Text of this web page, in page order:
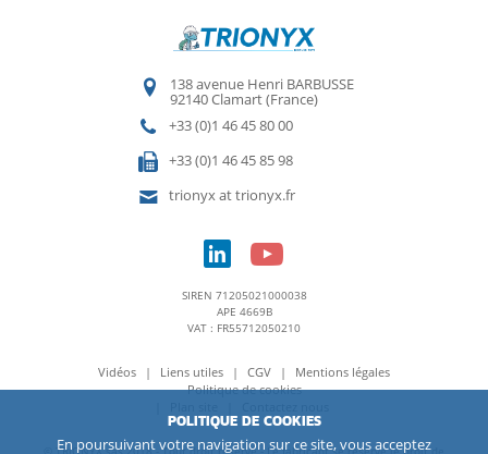
138 avenue Henri BARBUSSE
92140 Clamart (France)
+33 (0)1 46 45 80 00
+33 (0)1 46 45 85 98
trionyx at trionyx.fr
SIREN 71205021000038
APE 4669B
VAT : FR55712050210
Vidéos Liens utiles CGV
Mentions légales
Politique de cookies
© TRIONYX sas 2018 - Tout droit réservé - Le fabricant se réserve le droit de
POLITIQUE DE COOKIES
En poursuivant votre navigation sur ce site, vous acceptez